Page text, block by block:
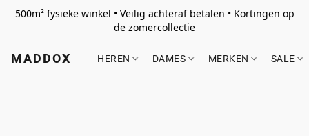
500m² fysieke winkel • Veilig achteraf betalen • Kortingen op
de zomercollectie
MADDOX HEREN DAMES MERKEN SALE